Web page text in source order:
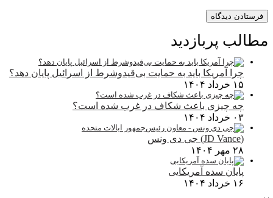
مطالب پربازدید
چرا آمریکا باید به حمایت بی‌قیدوشرط از اسرائیل پایان دهد؟
۱۵ خرداد ۱۴۰۴
چه چیزی باعث شکاف در غرب شده است؟
۰۳ خرداد ۱۴۰۴
(JD Vance) جی دی ونس
۲۸ مهر ۱۴۰۴
پایان سده آمریکایی
۱۶ خرداد ۱۴۰۴